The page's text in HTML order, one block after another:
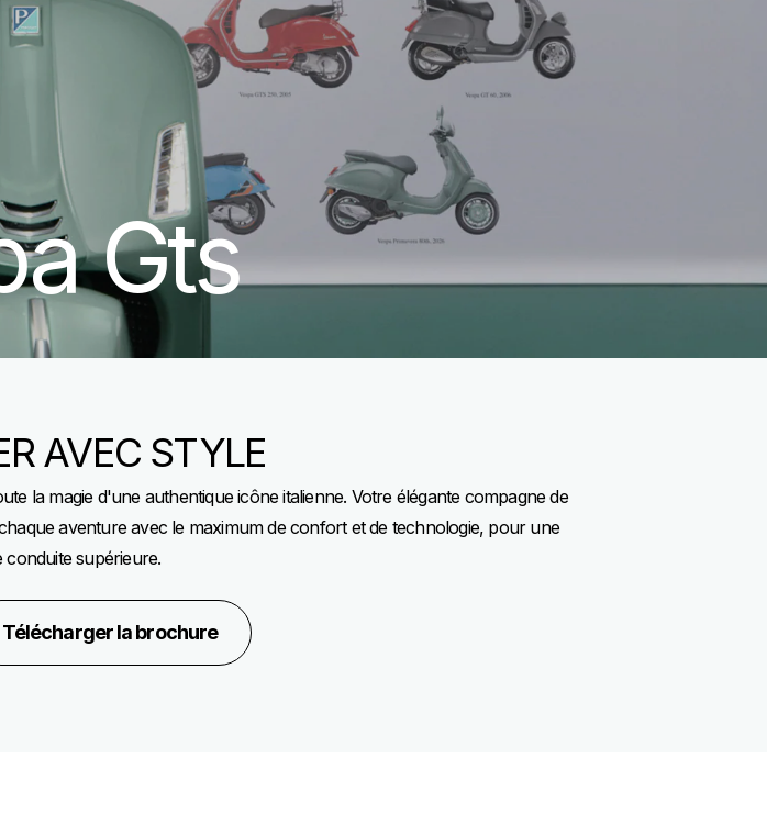
Gts
AVEC STYLE
la magie d'une authentique icône italienne. Votre élégante compagne de
aventure avec le maximum de confort et de technologie, pour une
conduite supérieure.
Télécharger la brochure